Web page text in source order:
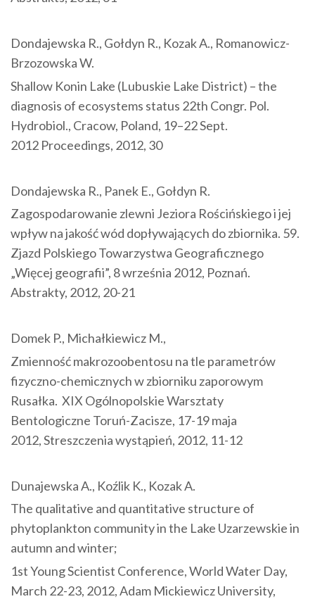
Dondajewska R., Gołdyn R., Kozak A., Romanowicz-
Brzozowska W.
Shallow Konin Lake (Lubuskie Lake District) – the
diagnosis of ecosystems status 22th Congr. Pol.
Hydrobiol., Cracow, Poland, 19–22 Sept.
2012 Proceedings, 2012, 30
Dondajewska R., Panek E., Gołdyn R.
Zagospodarowanie zlewni Jeziora Rościńskiego i jej
wpływ na jakość wód dopływających do zbiornika. 59.
Zjazd Polskiego Towarzystwa Geograficznego
„Więcej geografii”, 8 września 2012, Poznań.
Abstrakty, 2012, 20-21
Domek P., Michałkiewicz M.,
Zmienność makrozoobentosu na tle parametrów
fizyczno-chemicznych w zbiorniku zaporowym
Rusałka. XIX Ogólnopolskie Warsztaty
Bentologiczne Toruń-Zacisze, 17-19 maja
2012, Streszczenia wystąpień, 2012, 11-12
Dunajewska A., Koźlik K., Kozak A.
The qualitative and quantitative structure of
phytoplankton community in the Lake Uzarzewskie in
autumn and winter;
1st Young Scientist Conference, World Water Day,
March 22-23, 2012, Adam Mickiewicz University,